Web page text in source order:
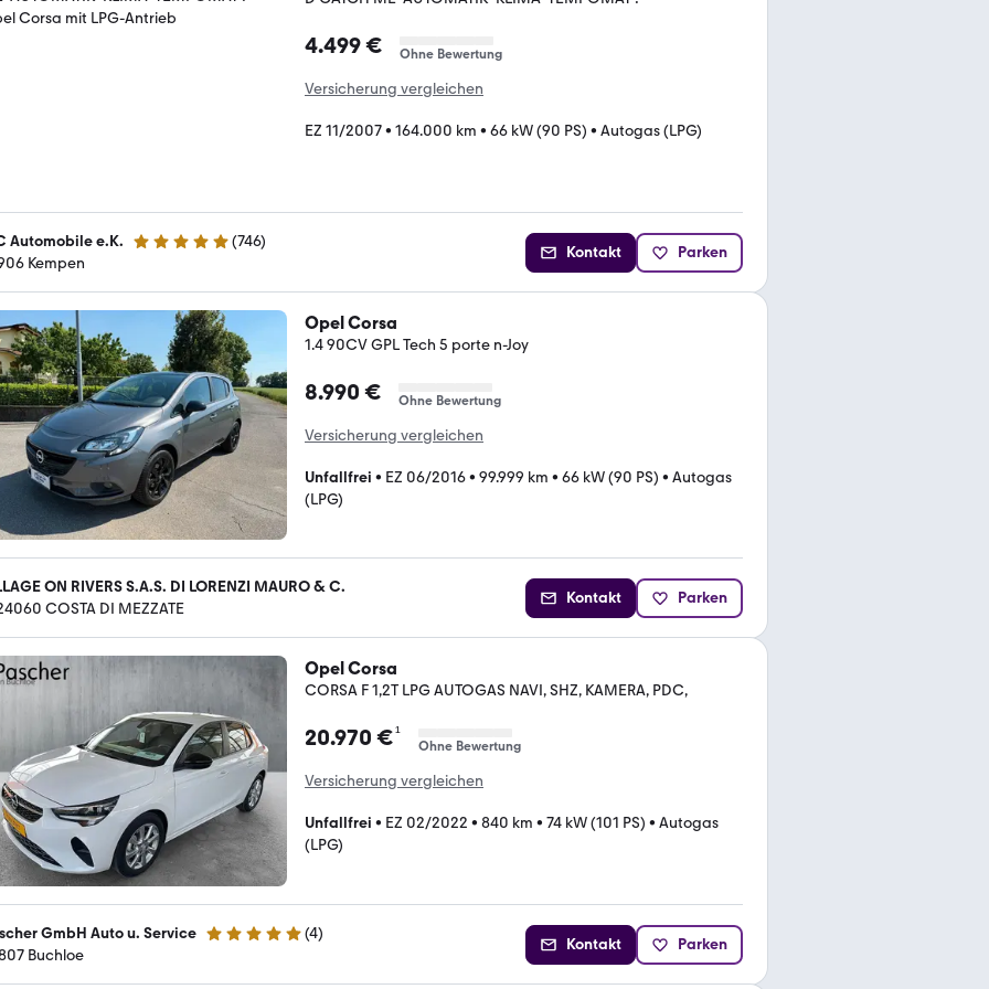
4.499 € Ohne Bewertung
Versicherung vergleichen
EZ 11/2007• 164.000 km • 66 kW (90 PS) • Autogas (LPG)
Automobile e.K. 4.8 Sterne (746)
Kempen
Kontakt Parken
Opel Corsa
1.4 90CV GPL Tech 5 porte n-Joy
8.990 € Ohne Bewertung
Versicherung vergleichen
Unfallfrei • EZ 06/2016• 99.999 km • 66 kW (90 PS) • Autogas
(LPG)
ON RIVERS S.A.S. DI LORENZI MAURO & C.
COSTA DI MEZZATE
Kontakt Parken
Opel Corsa
CORSA F 1,2T LPG AUTOGAS NAVI, SHZ, KAMERA, PDC,
20.970 €¹
Ohne Bewertung
Versicherung vergleichen
Unfallfrei • EZ 02/2022 • 840 km • 74 kW (101 PS) • Autogas
(LPG)
GmbH Auto u. Service 5 Sterne (4)
Buchloe
Kontakt Parken